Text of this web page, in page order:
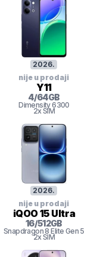
2026.
nije u prodaji
Y11
4/64GB
Dimensity 6300
2x SIM
2026.
nije u prodaji
iQOO 15 Ultra
16/512GB
Snapdragon 8 Elite Gen 5
2x SIM